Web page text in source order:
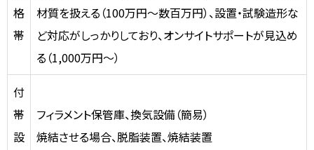
格
帯
材質を扱える（100万円～数百万円）、設置・試験造形な
ど対応がしっかりしており、オンサイトサポートが見込め
る（1,000万円～）
付
帯
設
フィラメント保管庫、換気設備（簡易）
焼結させる場合、脱脂装置、焼結装置